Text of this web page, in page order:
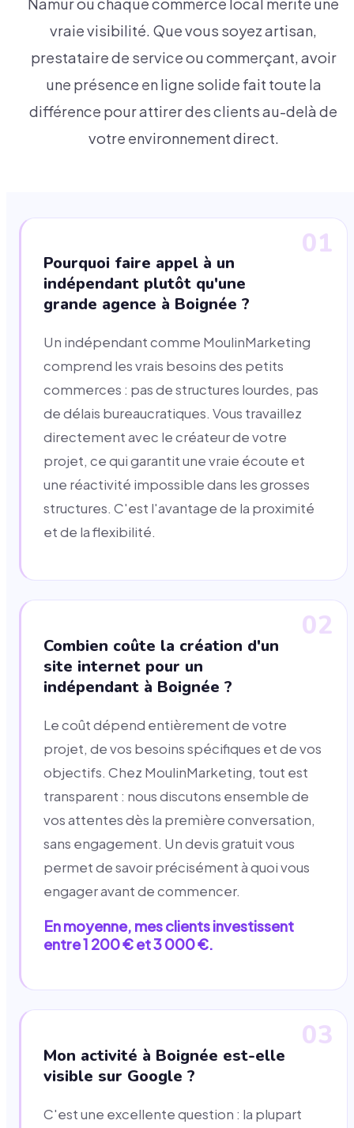
Namur où chaque commerce local mérite une
vraie visibilité. Que vous soyez artisan,
prestataire de service ou commerçant, avoir
une présence en ligne solide fait toute la
différence pour attirer des clients au-delà de
votre environnement direct.
01
Pourquoi faire appel à un
indépendant plutôt qu'une
grande agence à Boignée ?
Un indépendant comme MoulinMarketing
comprend les vrais besoins des petits
commerces : pas de structures lourdes, pas
de délais bureaucratiques. Vous travaillez
directement avec le créateur de votre
projet, ce qui garantit une vraie écoute et
une réactivité impossible dans les grosses
structures. C'est l'avantage de la proximité
et de la flexibilité.
02
Combien coûte la création d'un
site internet pour un
indépendant à Boignée ?
Le coût dépend entièrement de votre
projet, de vos besoins spécifiques et de vos
objectifs. Chez MoulinMarketing, tout est
transparent : nous discutons ensemble de
vos attentes dès la première conversation,
sans engagement. Un devis gratuit vous
permet de savoir précisément à quoi vous
engager avant de commencer.
En moyenne, mes clients investissent
entre 1 200 € et 3 000 €.
03
Mon activité à Boignée est-elle
visible sur Google ?
C'est une excellente question : la plupart